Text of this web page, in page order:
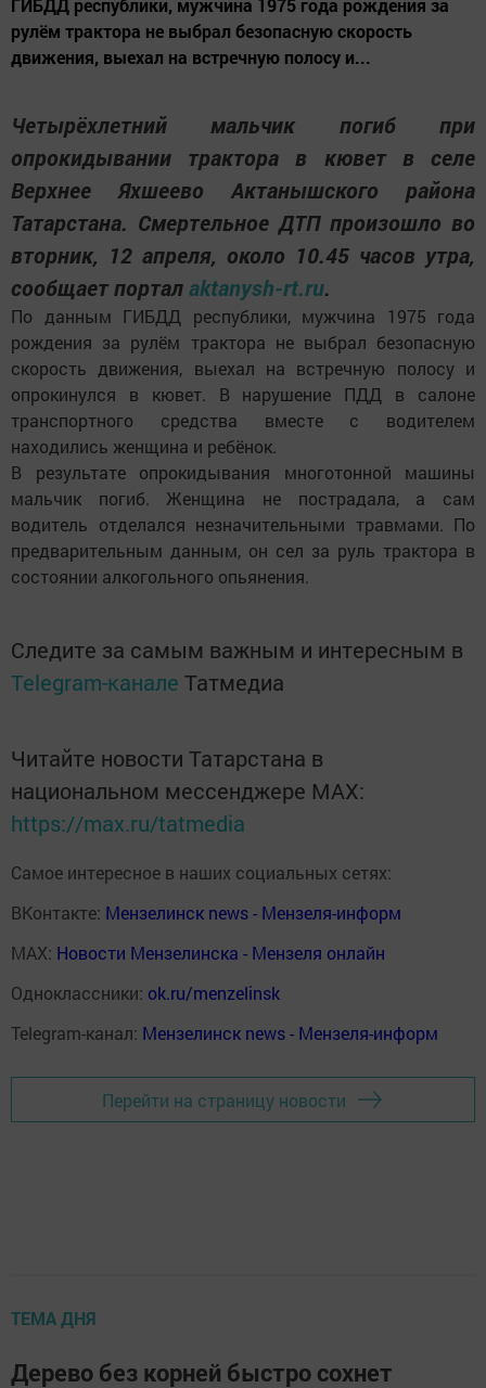
ГИБДД республики, мужчина 1975 года рождения за
рулём трактора не выбрал безопасную скорость
движения, выехал на встречную полосу и...
Четырёхлетний мальчик погиб при
опрокидывании трактора в кювет в селе
Верхнее Яхшеево Актанышского района
Татарстана. Смертельное ДТП произошло во
вторник, 12 апреля, около 10.45 часов утра,
сообщает порталaktanysh-rt.ru.
По данным ГИБДД республики, мужчина 1975 года
рождения за рулём трактора не выбрал безопасную
скорость движения, выехал на встречную полосу и
опрокинулся в кювет. В нарушение ПДД в салоне
транспортного средства вместе с водителем
находились женщина и ребёнок.
В результате опрокидывания многотонной машины
мальчик погиб. Женщина не пострадала, а сам
водитель отделался незначительными травмами. По
предварительным данным, он сел за руль трактора в
состоянии алкогольного опьянения.
Следите за самым важным и интересным в
Telegram-канале Татмедиа
Читайте новости Татарстана в
национальном мессенджере MАХ:
https://max.ru/tatmedia
Самое интересное в наших социальных сетях:
ВКонтакте: Мензелинск news - Мензеля-информ
MAX: Новости Мензелинска - Мензеля онлайн
Одноклассники: ok.ru/menzelinsk
Telegram-канал: Мензелинск news - Мензеля-информ
Перейти на страницу новости
ТЕМА ДНЯ
Дерево без корней быстро сохнет